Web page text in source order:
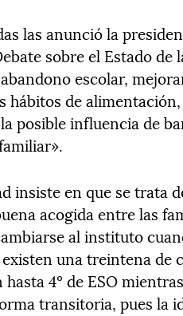
las anunció la
sobre el Estado
escolar,
hábitos de
posible influencia de
insiste en que se trata
acogida entre las
al instituto
una treintena de
4º de ESO
transitoria, pues la